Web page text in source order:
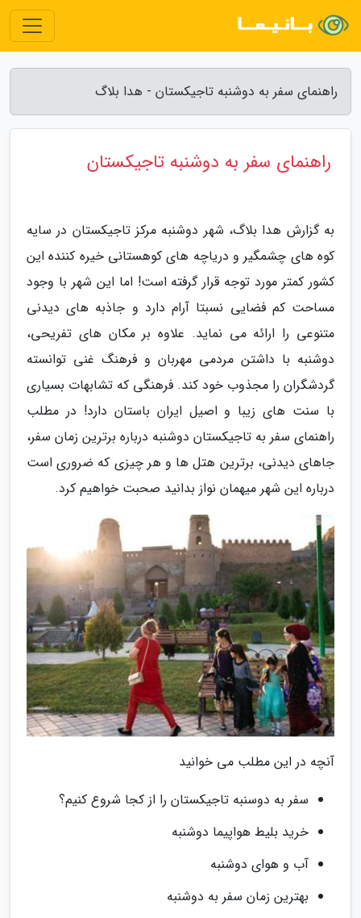
راهنمای سفر به دوشنبه تاجیکستان - هدا بلاگ
راهنمای سفر به دوشنبه تاجیکستان
به گزارش هدا بلاگ، شهر دوشنبه مرکز تاجیکستان در سایه
کوه های چشمگیر و دریاچه های کوهستانی خیره کننده این
کشور کمتر مورد توجه قرار گرفته است! اما این شهر با وجود
مساحت کم فضایی نسبتا آرام دارد و جاذبه های دیدنی
متنوعی را ارائه می نماید. علاوه بر مکان های تفریحی،
دوشنبه با داشتن مردمی مهربان و فرهنگ غنی توانسته
گردشگران را مجذوب خود کند. فرهنگی که تشابهات بسیاری
با سنت های زیبا و اصیل ایران باستان دارد! در مطلب
راهنمای سفر به تاجیکستان دوشنبه درباره برترین زمان سفر،
جاهای دیدنی، برترین هتل ها و هر چیزی که ضروری است
درباره این شهر میهمان نواز بدانید صحبت خواهیم کرد.
آنچه در این مطلب می خوانید
سفر به دوسنبه تاجیکستان را از کجا شروع کنیم؟
خرید بلیط هواپیما دوشنبه
آب و هوای دوشنبه
بهترین زمان سفر به دوشنبه